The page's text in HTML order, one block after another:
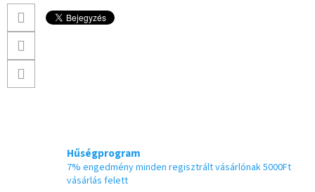
Hűségprogram
7% engedmény minden regisztrált vásárlónak 5000Ft
vásárlás felett